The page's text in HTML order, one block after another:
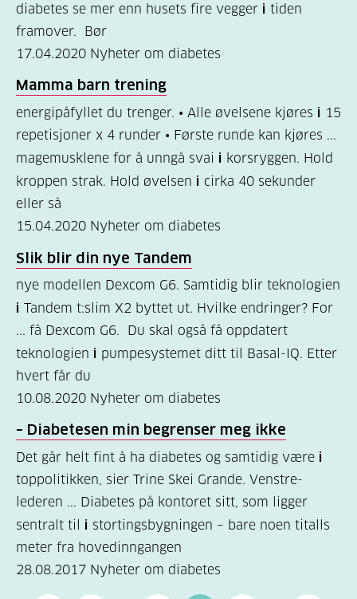
diabetes se mer enn husets fire vegger i tiden
framover. Bør
17.04.2020 Nyheter om diabetes
Mamma barn trening
energipåfyllet du trenger. • Alle øvelsene kjøres i 15
repetisjoner x 4 runder • Første runde kan kjøres ...
magemusklene for å unngå svai i korsryggen. Hold
kroppen strak. Hold øvelsen i cirka 40 sekunder
eller så
15.04.2020 Nyheter om diabetes
Slik blir din nye Tandem
nye modellen Dexcom G6. Samtidig blir teknologien
i Tandem t:slim X2 byttet ut. Hvilke endringer? For
... få Dexcom G6. Du skal også få oppdatert
teknologien i pumpesystemet ditt til Basal-IQ. Etter
hvert får du
10.08.2020 Nyheter om diabetes
– Diabetesen min begrenser meg ikke
Det går helt fint å ha diabetes og samtidig være i
toppolitikken, sier Trine Skei Grande. Venstre-
lederen ... Diabetes på kontoret sitt, som ligger
sentralt til i stortingsbygningen – bare noen titalls
meter fra hovedinngangen
28.08.2017 Nyheter om diabetes